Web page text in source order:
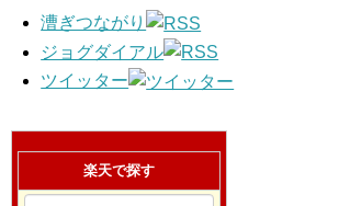
漕ぎつながり
ジョグダイアル
ツイッター
楽天で探す